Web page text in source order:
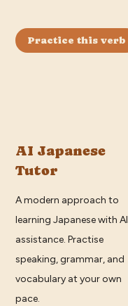
Practice this verb
AI Japanese
Tutor
A modern approach to
learning Japanese with AI
assistance. Practise
speaking, grammar, and
vocabulary at your own
pace.